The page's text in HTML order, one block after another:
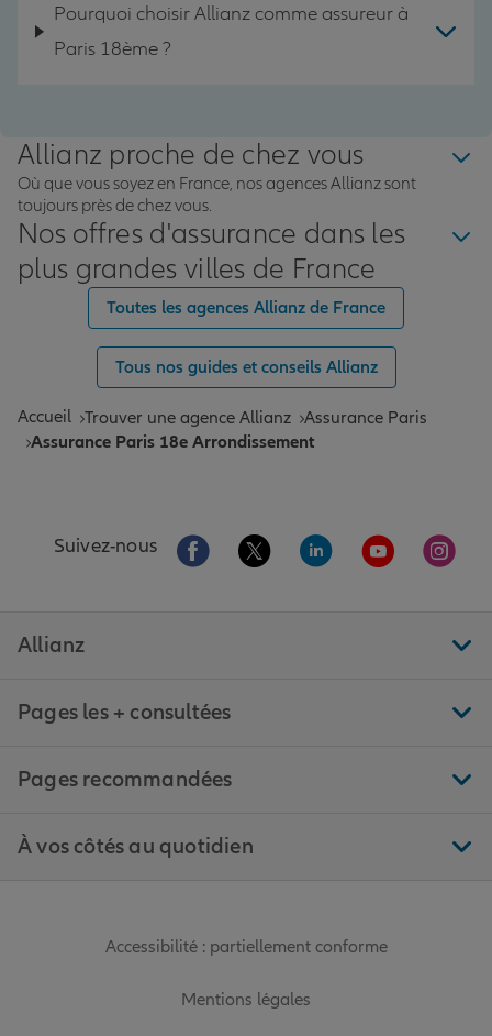
Pourquoi choisir Allianz comme assureur à
Paris 18ème ?
Allianz proche de chez vous
Où que vous soyez en France, nos agences Allianz sont
toujours près de chez vous.
Nos offres d'assurance dans les
plus grandes villes de France
Toutes les agences Allianz de France
Tous nos guides et conseils Allianz
Accueil Trouver une agence Allianz Assurance Paris
Assurance Paris 18e Arrondissement
Suivez-nous Aller sur la page Facebook de Allianz
Aller sur la page Twitter de
Aller sur la page
Aller sur la
Aller
Allianz
Pages les + consultées
Pages recommandées
À vos côtés au quotidien
Accessibilité : partiellement conforme
Mentions légales